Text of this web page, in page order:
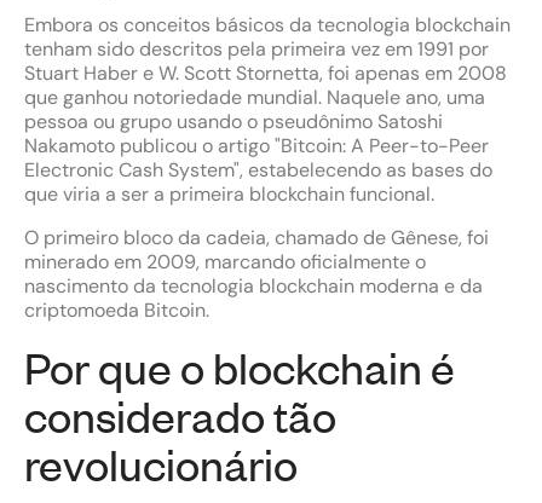
Embora os conceitos básicos da tecnologia blockchain
tenham sido descritos pela primeira vez em 1991 por
Stuart Haber e W. Scott Stornetta, foi apenas em 2008
que ganhou notoriedade mundial. Naquele ano, uma
pessoa ou grupo usando o pseudônimo Satoshi
Nakamoto publicou o artigo "Bitcoin: A Peer-to-Peer
Electronic Cash System", estabelecendo as bases do
que viria a ser a primeira blockchain funcional.
O primeiro bloco da cadeia, chamado de Gênese, foi
minerado em 2009, marcando oficialmente o
nascimento da tecnologia blockchain moderna e da
criptomoeda Bitcoin.
Por que o blockchain é
considerado tão
revolucionário